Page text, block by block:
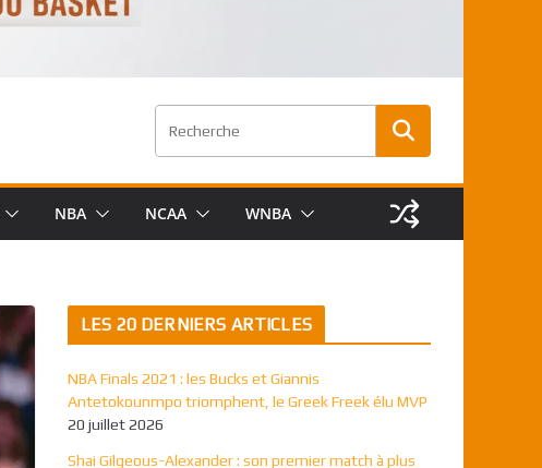
NBA NCAA WNBA
LES 20 DERNIERS ARTICLES
NBA Finals 2021 : les Bucks et Giannis
Antetokounmpo triomphent, le Greek Freek élu MVP
20 juillet 2026
Shai Gilgeous-Alexander : son premier match à plus